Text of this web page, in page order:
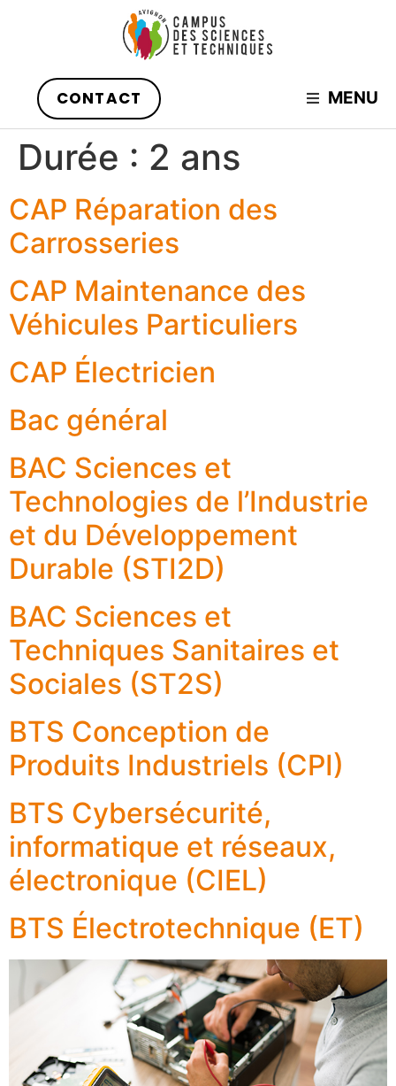
CONTACT MENU
Durée : 2 ans
CAP Réparation des
Carrosseries
CAP Maintenance des
Véhicules Particuliers
CAP Électricien
Bac général
BAC Sciences et
Technologies de l’Industrie
et du Développement
Durable (STI2D)
BAC Sciences et
Techniques Sanitaires et
Sociales (ST2S)
BTS Conception de
Produits Industriels (CPI)
BTS Cybersécurité,
informatique et réseaux,
électronique (CIEL)
BTS Électrotechnique (ET)